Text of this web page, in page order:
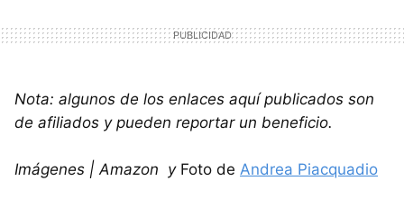
Nota: algunos de los enlaces aquí publicados son
de afiliados y pueden reportar un beneficio.
Imágenes | Amazon y Foto de Andrea Piacquadio